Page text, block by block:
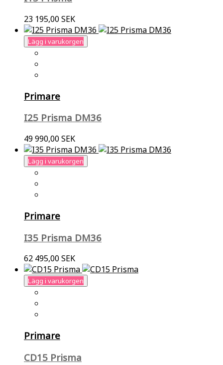
23 195,00 SEK
Lägg i varukorgen
Primare
I25 Prisma DM36
49 990,00 SEK
Lägg i varukorgen
Primare
I35 Prisma DM36
62 495,00 SEK
Lägg i varukorgen
Primare
CD15 Prisma